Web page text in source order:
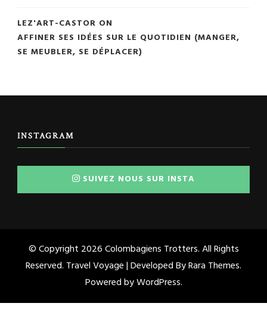
LEZ'ART-CASTOR ON
AFFINER SES IDÉES SUR LE QUOTIDIEN (MANGER,
SE MEUBLER, SE DÉPLACER)
INSTAGRAM
SUIVEZ NOUS SUR INSTA
© Copyright 2026Colombagiens Trotters. All Rights
Reserved. Travel Voyage | Developed ByRara Themes.
Powered byWordPress.